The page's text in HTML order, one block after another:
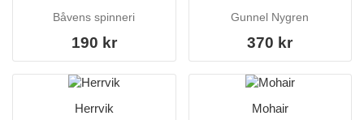
Båvens spinneri
190 kr
Gunnel Nygren
370 kr
Herrvik Mohair